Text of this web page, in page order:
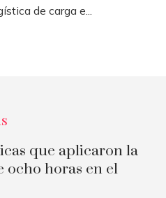
de carga e...
que aplicaron la
ocho horas en el